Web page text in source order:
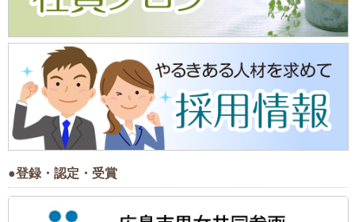
●登録・認定・受賞